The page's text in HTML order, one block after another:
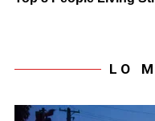
LO